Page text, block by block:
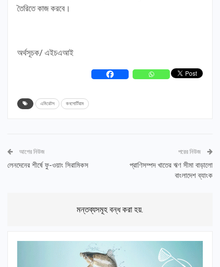
তৈরিতে কাজ করবে।
অর্থসূচক/ এইচএআই
এমিরেটস কনসোর্টিয়াম
আগের নিউজ
লেনদেনের শীর্ষে ফু-ওয়াং সিরামিকস
পরের নিউজ
প্রাণিসম্পদ খাতের ঋণ সীমা বাড়ালো
বাংলাদেশ ব্যাংক
মন্তব্যসমূহ বন্ধ করা হয়.